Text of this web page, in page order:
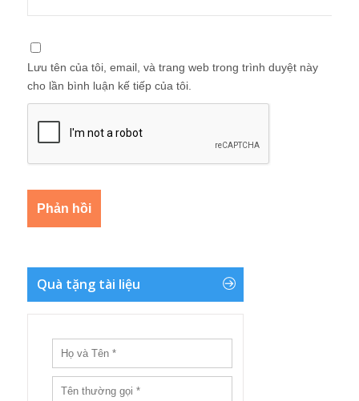
Lưu tên của tôi, email, và trang web trong trình duyệt này
cho lần bình luận kế tiếp của tôi.
Quà tặng tài liệu